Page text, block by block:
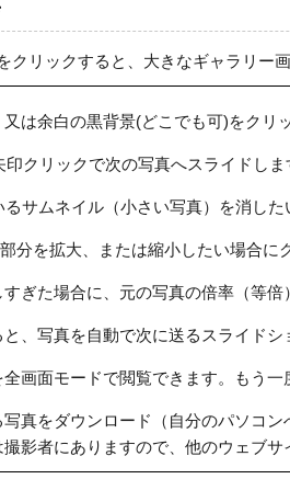
クリックすると、大きなギャラリー
又は余白の黒背景(どこでも可)をクリ
印クリックで次の写真へスライドしま
るサムネイル（小さい写真）を消した
分を拡大、または縮小したい場合に
ぎた場合に、元の写真の倍率（等倍
と、写真を自動で次に送るスライド
画面モードで閲覧できます。もう
真をダウンロード（自分のパソコン
影者にありますので、他のウェブサ